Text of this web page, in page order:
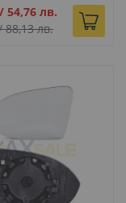
/54,76 лв.
88,13 лв.